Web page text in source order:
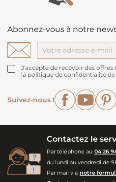
Abonnez-vous à notre
J'accepte de recevoir des
la politique de confidentialité
Suivez-nous !
Facebook
Contactez le
Par téléphone au 04 26
du lundi au vendredi de
Par mail via notre